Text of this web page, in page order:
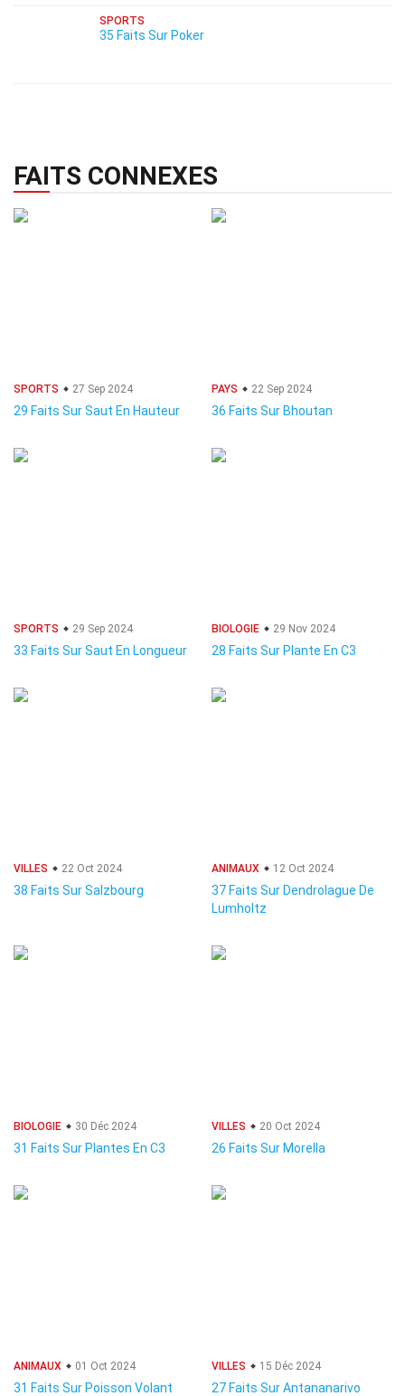
SPORTS
35 Faits Sur Poker
FAITS CONNEXES
SPORTS 27 Sep 2024
29 Faits Sur Saut En Hauteur
PAYS 22 Sep 2024
36 Faits Sur Bhoutan
SPORTS 29 Sep 2024
33 Faits Sur Saut En Longueur
BIOLOGIE 29 Nov 2024
28 Faits Sur Plante En C3
VILLES 22 Oct 2024
38 Faits Sur Salzbourg
ANIMAUX 12 Oct 2024
37 Faits Sur Dendrolague De
Lumholtz
BIOLOGIE 30 Déc 2024
31 Faits Sur Plantes En C3
VILLES 20 Oct 2024
26 Faits Sur Morella
ANIMAUX 01 Oct 2024
31 Faits Sur Poisson Volant
VILLES 15 Déc 2024
27 Faits Sur Antananarivo